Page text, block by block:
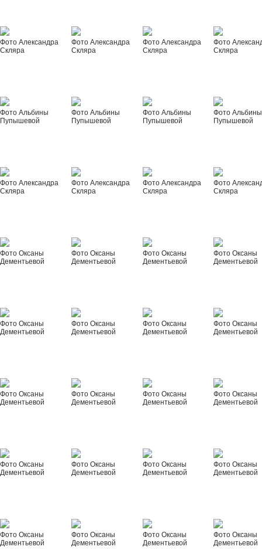
Фото Александра
Скляра
Фото Александра
Скляра
Фото Александра
Скляра
Фото
Скляра
Фото Альбины
Пупышевой
Фото Альбины
Пупышевой
Фото Альбины
Пупышевой
Фото Альбины
Пупышевой
Фото Александра
Скляра
Фото Александра
Скляра
Фото Александра
Скляра
Фото
Скляра
Фото Оксаны
Дементьевой
Фото Оксаны
Дементьевой
Фото Оксаны
Дементьевой
Фото Оксаны
Дементьевой
Фото Оксаны
Дементьевой
Фото Оксаны
Дементьевой
Фото Оксаны
Дементьевой
Фото Оксаны
Дементьевой
Фото Оксаны
Дементьевой
Фото Оксаны
Дементьевой
Фото Оксаны
Дементьевой
Фото Оксаны
Дементьевой
Фото Оксаны
Дементьевой
Фото Оксаны
Дементьевой
Фото Оксаны
Дементьевой
Фото Оксаны
Дементьевой
Фото Оксаны
Дементьевой
Фото Оксаны
Дементьевой
Фото Оксаны
Дементьевой
Фото Оксаны
Дементьевой